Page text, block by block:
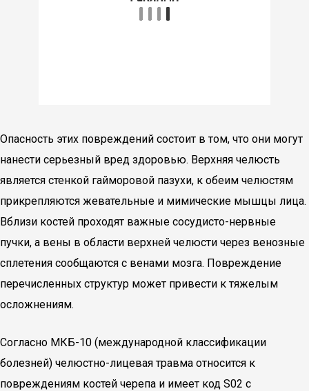
Опасность этих повреждений состоит в том, что они могут
нанести серьезный вред здоровью. Верхняя челюсть
является стенкой гайморовой пазухи, к обеим челюстям
прикрепляются жевательные и мимические мышцы лица.
Вблизи костей проходят важные сосудисто-нервные
пучки, а вены в области верхней челюсти через венозные
сплетения сообщаются с венами мозга. Повреждение
перечисленных структур может привести к тяжелым
осложнениям.
Согласно МКБ-10 (международной классификации
болезней) челюстно-лицевая травма относится к
повреждениям костей черепа и имеет код S02 с